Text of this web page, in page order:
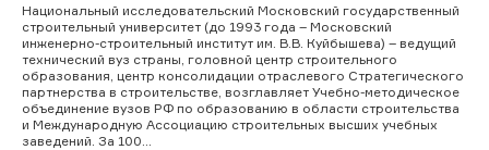
Национальный исследовательский Московский государственный
строительный университет (до 1993 года – Московский
инженерно-строительный институт им. В.В. Куйбышева) – ведущий
технический вуз страны, головной центр строительного
образования, центр консолидации отраслевого Стратегического
партнерства в строительстве, возглавляет Учебно-методическое
объединение вузов РФ по образованию в области строительства
и Международную Ассоциацию строительных высших учебных
заведений. За 100...